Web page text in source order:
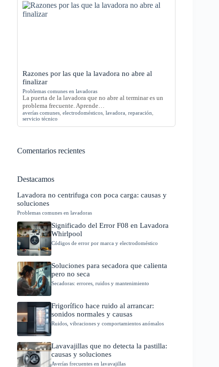
Razones por las que la lavadora no abre al
finalizar
Problemas comunes en lavadoras
La puerta de la lavadora que no abre al terminar es un
problema frecuente. Aprende…
averías comunes electrodomésticos lavadora reparación
servicio técnico
Comentarios recientes
Destacamos
Lavadora no centrifuga con poca carga: causas y
soluciones
Problemas comunes en lavadoras
Significado del Error F08 en Lavadora
Whirlpool
Códigos de error por marca y electrodoméstico
Soluciones para secadora que calienta
pero no seca
Secadoras: errores, ruidos y mantenimiento
Frigorífico hace ruido al arrancar:
sonidos normales y causas
Ruidos, vibraciones y comportamientos anómalos
Lavavajillas que no detecta la pastilla:
causas y soluciones
Averías frecuentes en lavavajillas